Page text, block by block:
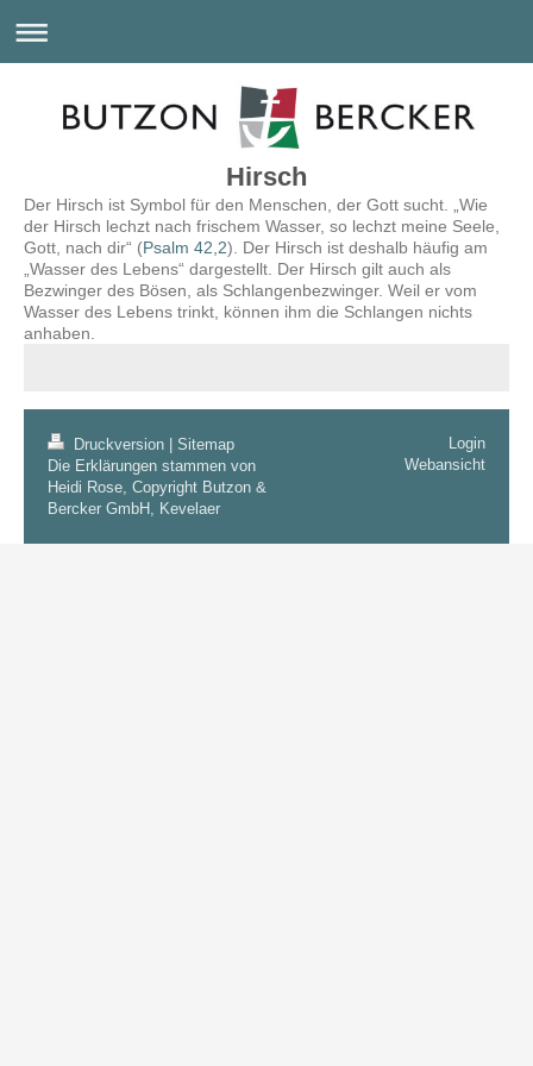
Hirsch
Der Hirsch ist Symbol für den Menschen, der Gott sucht. „Wie
der Hirsch lechzt nach frischem Wasser, so lechzt meine Seele,
Gott, nach dir“ (Psalm 42,2). Der Hirsch ist deshalb häufig am
„Wasser des Lebens“ dargestellt. Der Hirsch gilt auch als
Bezwinger des Bösen, als Schlangenbezwinger. Weil er vom
Wasser des Lebens trinkt, können ihm die Schlangen nichts
anhaben.
Druckversion
Sitemap
Die Erklärungen stammen von
Heidi Rose, Copyright Butzon &
Bercker GmbH, Kevelaer
Login
Webansicht